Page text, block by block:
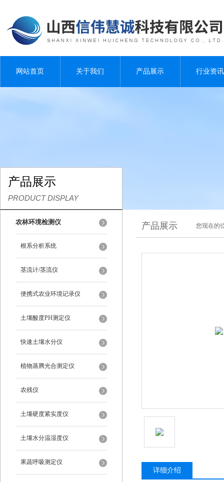
网站首页 关于我们 产品展示 行业资讯
产品展示
PRODUCT DISPLAY
农林环境检测仪
根系分析系统
茎流计/茎流仪
便携式农业环境记录仪
土壤酸度PH测定仪
快速土壤水分仪
植物蒸腾光合测定仪
农残仪
土壤硬度紧实度仪
土壤水分温湿度仪
果蔬呼吸测定仪
产品展示 您现在的
详细介绍